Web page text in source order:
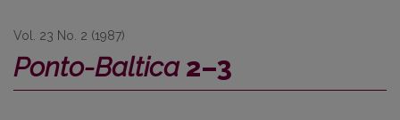
Vol. 23 No. 2 (1987)
Ponto-Baltica2–3